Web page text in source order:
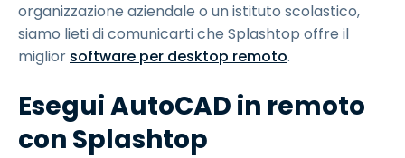
organizzazione aziendale o un istituto scolastico,
siamo lieti di comunicarti che Splashtop offre il
miglior software per desktop remoto.
Esegui AutoCAD in remoto
con Splashtop